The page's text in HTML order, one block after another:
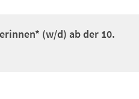
(w/d) ab der 10.